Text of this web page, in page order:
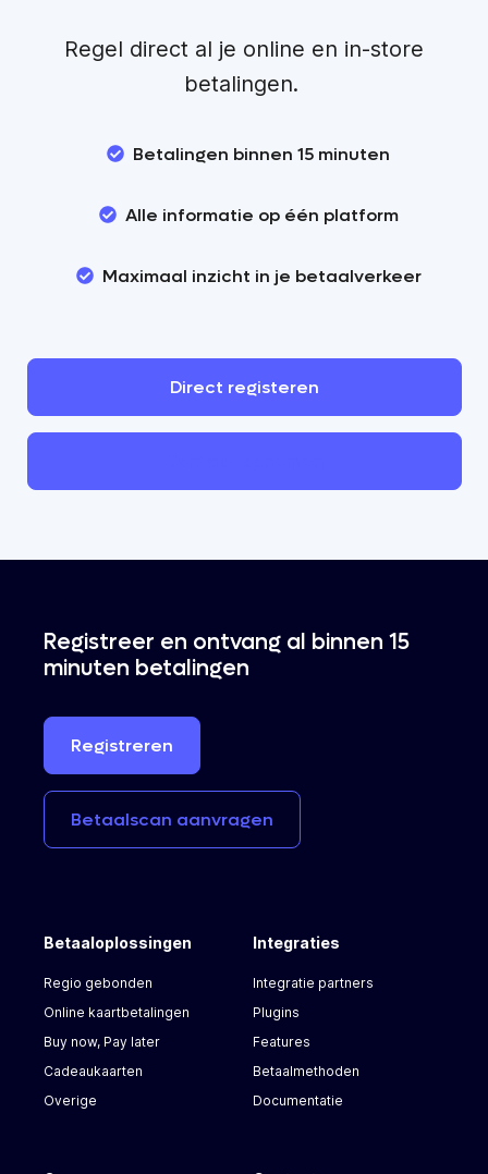
Regel direct al je online en in-store
betalingen.
Betalingen binnen 15 minuten
Alle informatie op één platform
Maximaal inzicht in je betaalverkeer
Direct registeren
Registreer en ontvang al binnen 15
minuten betalingen
Registreren
Betaalscan aanvragen
Betaaloplossingen
Regio gebonden
Online kaartbetalingen
Buy now, Pay later
Cadeaukaarten
Overige
Integraties
Integratie partners
Plugins
Features
Betaalmethoden
Documentatie